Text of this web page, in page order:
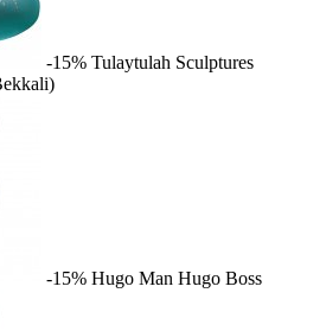
-15% Tulaytulah Sculptures
-15% Hugo Man Hugo Boss